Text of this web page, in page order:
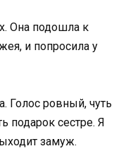
Она подошла к
и попросила у
Голос ровный, чуть
подарок сестре. Я
замуж.